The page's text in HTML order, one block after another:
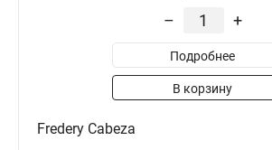
– +
Подробнее
В корзину
Fredery Cabeza